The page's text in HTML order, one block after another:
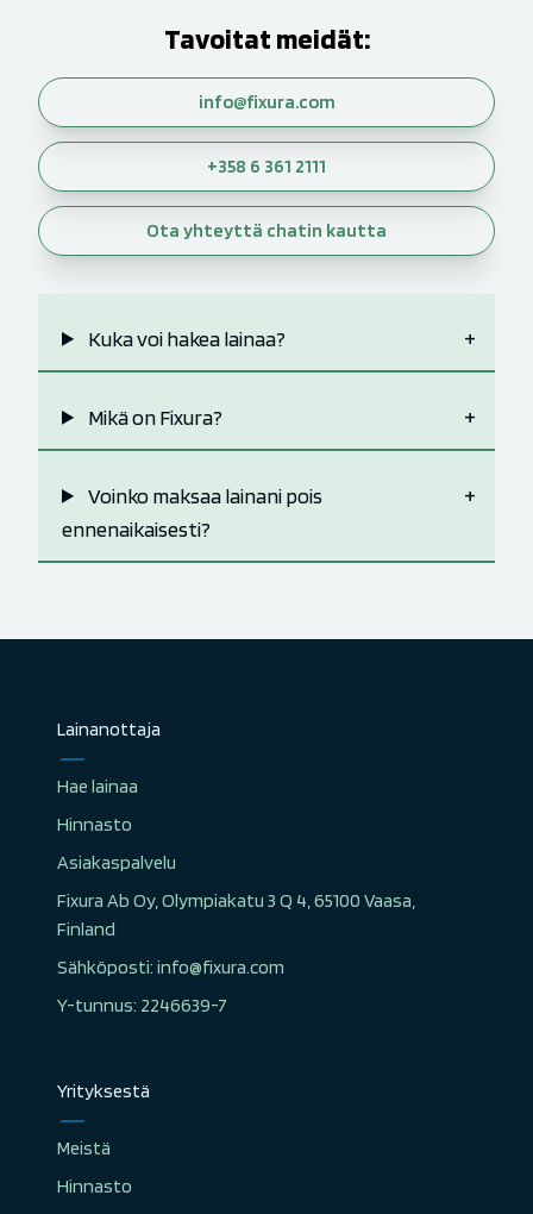
Tavoitat meidät:
info@fixura.com
+358 6 361 2111
Ota yhteyttä chatin kautta
Kuka voi hakea lainaa?
Mikä on Fixura?
Voinko maksaa lainani pois
ennenaikaisesti?
Lainanottaja
Hae lainaa
Hinnasto
Asiakaspalvelu
Fixura Ab Oy, Olympiakatu 3 Q 4, 65100 Vaasa,
Finland
Sähköposti: info@fixura.com
Y-tunnus: 2246639-7
Yrityksestä
Meistä
Hinnasto